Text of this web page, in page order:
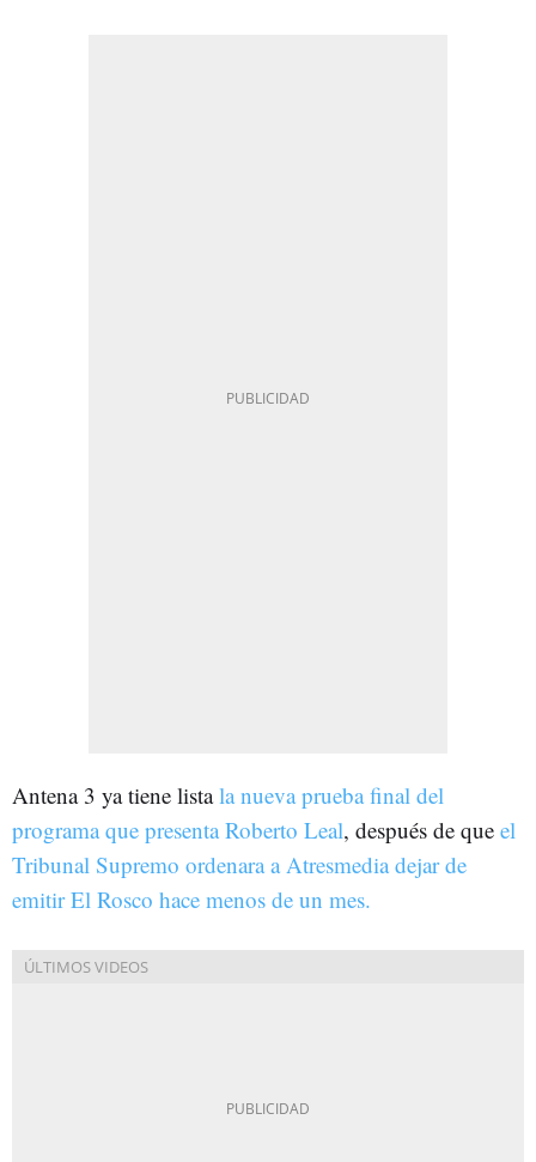
Antena 3 ya tiene listala nueva prueba final del
programa que presenta Roberto Leal, después de que el
Tribunal Supremo ordenara a Atresmedia dejar de
emitir El Rosco hace menos de un mes.